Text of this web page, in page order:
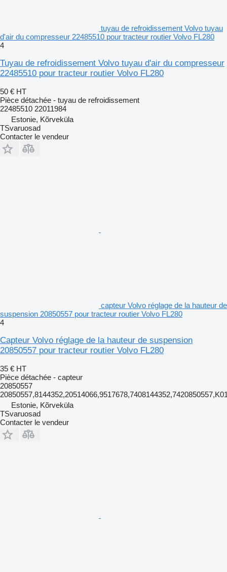
tuyau de refroidissement Volvo tuyau
d'air du compresseur 22485510 pour tracteur routier Volvo FL280
4
Tuyau de refroidissement Volvo tuyau d'air du compresseur
22485510 pour tracteur routier Volvo FL280
50 € HT
Pièce détachée - tuyau de refroidissement
22485510 22011984
Estonie, Kõrveküla
TSvaruosad
Contacter le vendeur
capteur Volvo réglage de la hauteur de
suspension 20850557 pour tracteur routier Volvo FL280
4
Capteur Volvo réglage de la hauteur de suspension
20850557 pour tracteur routier Volvo FL280
35 € HT
Pièce détachée - capteur
20850557
Estonie, Kõrveküla
TSvaruosad
Contacter le vendeur